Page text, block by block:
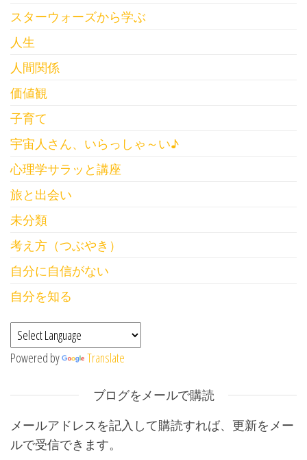
スターウォーズから学ぶ
人生
人間関係
価値観
子育て
宇宙人さん、いらっしゃ～い♪
心理学サラッと講座
旅と出会い
未分類
考え方（つぶやき）
自分に自信がない
自分を知る
Powered by Translate
ブログをメールで購読
メールアドレスを記入して購読すれば、更新をメー
ルで受信できます。